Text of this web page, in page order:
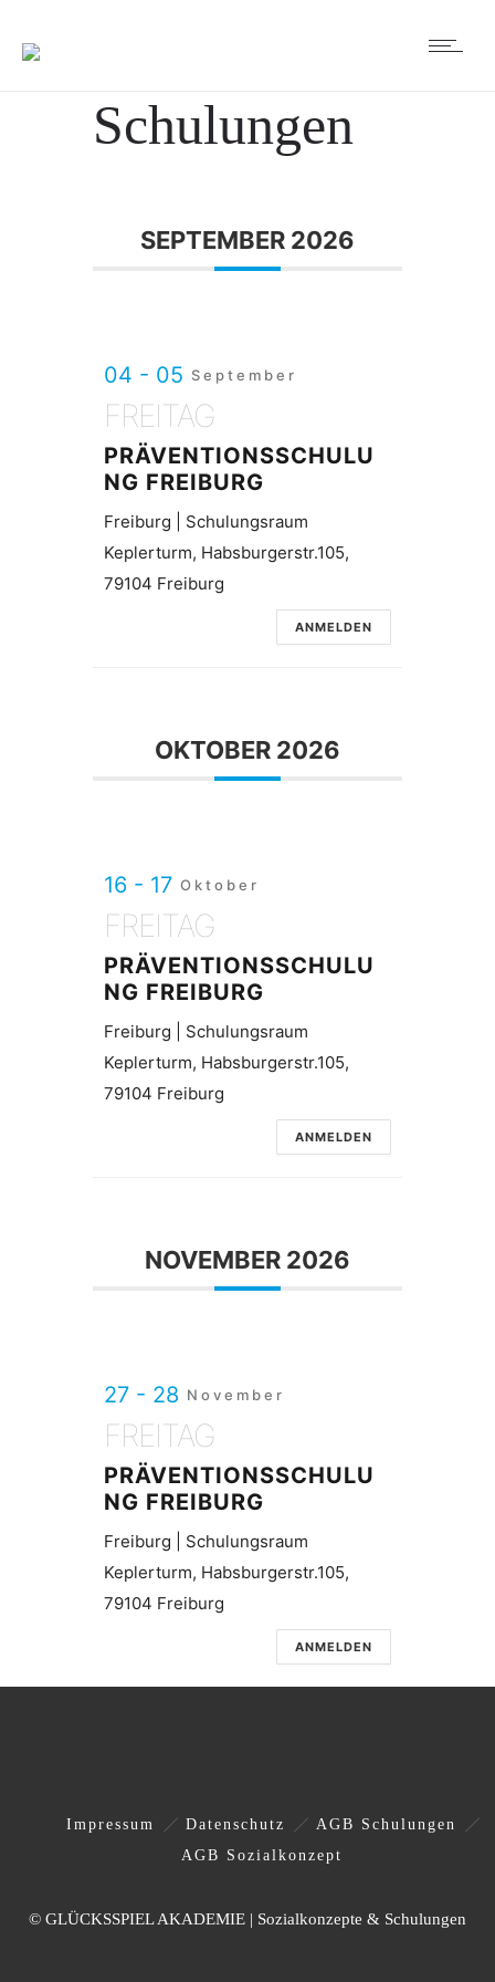
Schulungen
SEPTEMBER 2026
04 - 05 September
FREITAG
PRÄVENTIONSSCHULU
NG FREIBURG
Freiburg | Schulungsraum
Keplerturm, Habsburgerstr.105,
79104 Freiburg
ANMELDEN
OKTOBER 2026
16 - 17 Oktober
FREITAG
PRÄVENTIONSSCHULU
NG FREIBURG
Freiburg | Schulungsraum
Keplerturm, Habsburgerstr.105,
79104 Freiburg
ANMELDEN
NOVEMBER 2026
27 - 28 November
FREITAG
PRÄVENTIONSSCHULU
NG FREIBURG
Freiburg | Schulungsraum
Keplerturm, Habsburgerstr.105,
79104 Freiburg
ANMELDEN
Impressum Datenschutz
AGB Schulungen
AGB Sozialkonzept
© GLÜCKSSPIEL AKADEMIE | Sozialkonzepte & Schulungen